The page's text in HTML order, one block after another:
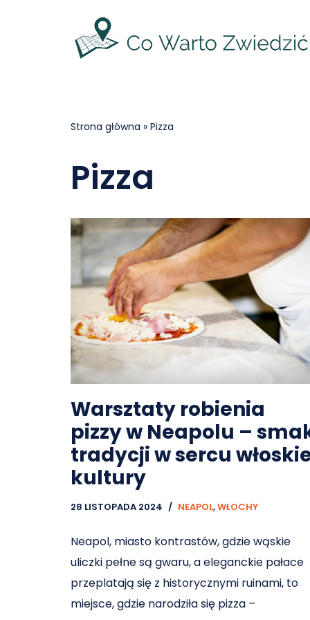
Strona główna » Pizza
Pizza
Warsztaty robienia
pizzy w Neapolu –
tradycji w sercu
kultury
28 LISTOPADA 2024 NEAPOL,WŁOCHY
Neapol, miasto kontrastów, gdzie wąskie
uliczki pełne są gwaru, a eleganckie pałace
przeplatają się z historycznymi ruinami, to
miejsce, gdzie narodziła się pizza –